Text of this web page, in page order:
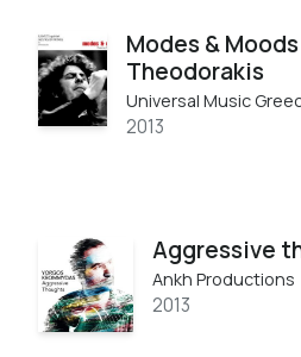
Modes &
Theodorakis
Universal Music
2013
Aggressive
Ankh Productions
2013